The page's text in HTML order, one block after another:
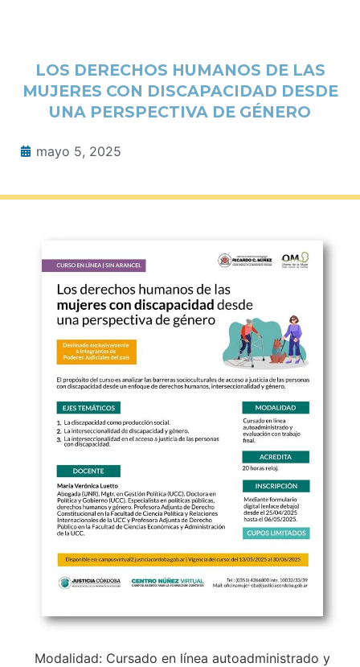
LOS DERECHOS HUMANOS DE LAS
MUJERES CON DISCAPACIDAD DESDE
UNA PERSPECTIVA DE GÉNERO
mayo 5, 2025
Modalidad: Cursado en línea autoadministrado y